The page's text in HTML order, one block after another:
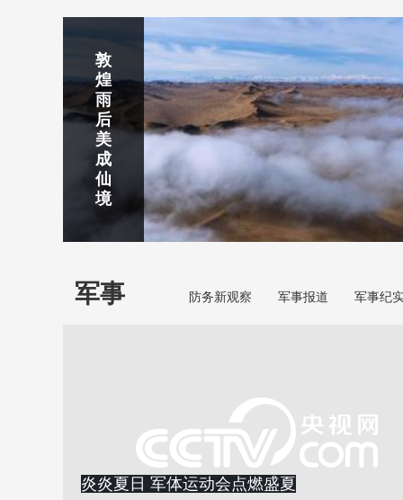
静赏京娘湖
京娘湖位于邯郸武安市口上村北，常年平均气温19摄氏度，夏
温26摄氏度，是避暑休闲佳地。
吉
林
市
北
山
公
园
云
探
古
北
水
镇
南
京
玄
武
湖
景
区
焦
作
红
石
峡
秦
皇
岛
金
梦
海
湾
剑
川
下
梅
岭
瀑
布
烟
雨
齐
云
山
敦
煌
雨
后
美
成
仙
境
军事 防务新观察 军事报道 军事纪
炎炎夏日 军体运动会点燃盛夏